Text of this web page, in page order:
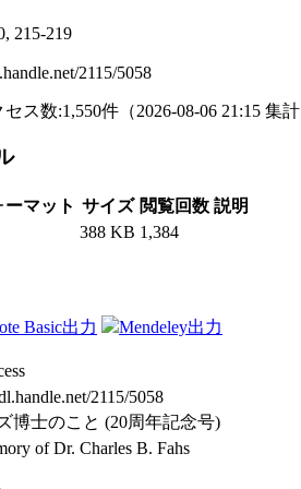
215-219
2115/5058
セス数:1,550件 （2026-08-06 21:15 集計
ーマット サイズ 閲覧回数 説明
388 KB 1,384
Basic出力 Mendeley出力
2115/5058
博士のこと (20周年記念号)
of Dr. Charles B. Fahs